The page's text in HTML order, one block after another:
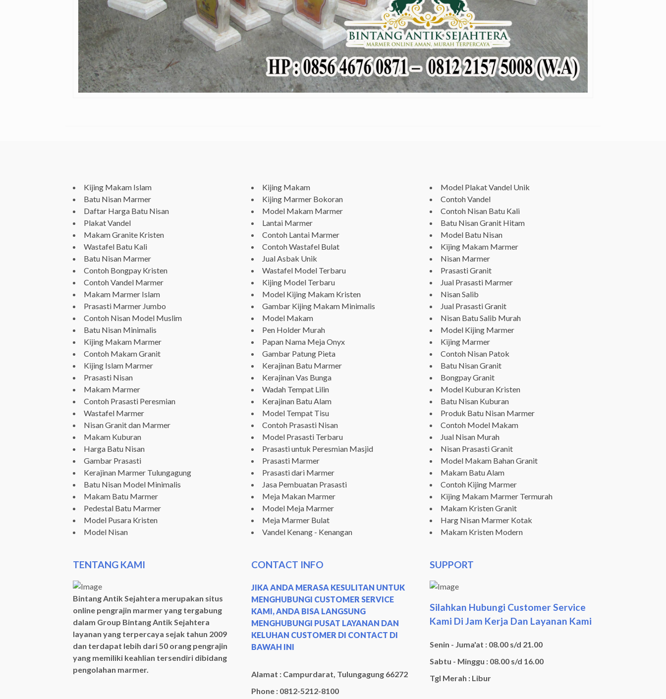
Kijing Makam Islam
Batu Nisan Marmer
Daftar Harga Batu Nisan
Plakat Vandel
Makam Granite Kristen
Wastafel Batu Kali
Batu Nisan Marmer
Contoh Bongpay Kristen
Contoh Vandel Marmer
Makam Marmer Islam
Prasasti Marmer Jumbo
Contoh Nisan Model Muslim
Batu Nisan Minimalis
Kijing Makam Marmer
Contoh Makam Granit
Kijing Islam Marmer
Prasasti Nisan
Makam Marmer
Contoh Prasasti Peresmian
Wastafel Marmer
Nisan Granit dan Marmer
Makam Kuburan
Harga Batu Nisan
Gambar Prasasti
Kerajinan Marmer Tulungagung
Batu Nisan Model Minimalis
Makam Batu Marmer
Pedestal Batu Marmer
Model Pusara Kristen
Model Nisan
TENTANG KAMI
Bintang Antik Sejahtera merupakan situs
online pengrajin marmer yang tergabung
dalam Group Bintang Antik Sejahtera
layanan yang terpercaya sejak tahun 2009
dan terdapat lebih dari 50 orang pengrajin
yang memiliki keahlian tersendiri dibidang
pengolahan marmer.
Kijing Makam
Kijing Marmer Bokoran
Model Makam Marmer
Lantai Marmer
Contoh Lantai Marmer
Contoh Wastafel Bulat
Jual Asbak Unik
Wastafel Model Terbaru
Kijing Model Terbaru
Model Kijing Makam Kristen
Gambar Kijing Makam Minimalis
Model Makam
Pen Holder Murah
Papan Nama Meja Onyx
Gambar Patung Pieta
Kerajinan Batu Marmer
Kerajinan Vas Bunga
Wadah Tempat Lilin
Kerajinan Batu Alam
Model Tempat Tisu
Contoh Prasasti Nisan
Model Prasasti Terbaru
Prasasti untuk Peresmian Masjid
Prasasti Marmer
Prasasti dari Marmer
Jasa Pembuatan Prasasti
Meja Makan Marmer
Model Meja Marmer
Meja Marmer Bulat
Vandel Kenang - Kenangan
CONTACT INFO
JIKA ANDA MERASA KESULITAN UNTUK
MENGHUBUNGI CUSTOMER SERVICE
KAMI, ANDA BISA LANGSUNG
MENGHUBUNGI PUSAT LAYANAN DAN
KELUHAN CUSTOMER DI CONTACT DI
BAWAH INI
Alamat : Campurdarat, Tulungagung 66272
Phone : 0812-5212-8100
Model Plakat Vandel Unik
Contoh Vandel
Contoh Nisan Batu Kali
Batu Nisan Granit Hitam
Model Batu Nisan
Kijing Makam Marmer
Nisan Marmer
Prasasti Granit
Jual Prasasti Marmer
Nisan Salib
Jual Prasasti Granit
Nisan Batu Salib Murah
Model Kijing Marmer
Kijing Marmer
Contoh Nisan Patok
Batu Nisan Granit
Bongpay Granit
Model Kuburan Kristen
Batu Nisan Kuburan
Produk Batu Nisan Marmer
Contoh Model Makam
Jual Nisan Murah
Nisan Prasasti Granit
Model Makam Bahan Granit
Makam Batu Alam
Contoh Kijing Marmer
Kijing Makam Marmer Termurah
Makam Kristen Granit
Harg Nisan Marmer Kotak
Makam Kristen Modern
SUPPORT
Silahkan Hubungi Customer Service
Kami Di Jam Kerja Dan Layanan Kami
Senin - Juma'at : 08.00 s/d 21.00
Sabtu - Minggu : 08.00 s/d 16.00
Tgl Merah : Libur